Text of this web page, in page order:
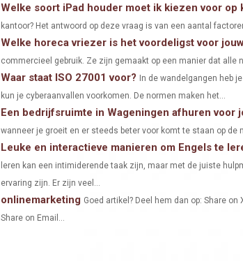
R
O
N
R
O
R
O
Welke soort iPad houder moet ik kiezen voor op
kantoor? Het antwoord op deze vraag is van een aantal
Welke horeca vriezer is het voordeligst voor
commercieel gebruik. Ze zijn gemaakt op een manier dat alle
Waar staat ISO 27001 voor? In de wandelgangen heb
kun je cyberaanvallen voorkomen. De normen maken het...
Een bedrijfsruimte in Wageningen afhuren voor
wanneer je groeit en er steeds beter voor komt te staan op de
Leuke en interactieve manieren om Engels te
leren kan een intimiderende taak zijn, maar met de juiste
ervaring zijn. Er zijn veel...
onlinemarketing Goed artikel? Deel hem dan op: Share
Share on Email...